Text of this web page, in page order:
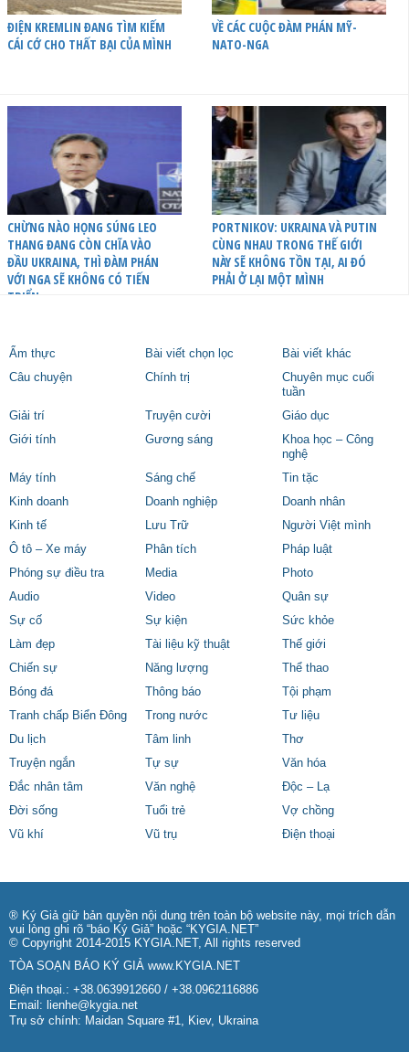
ĐIỆN KREMLIN ĐANG TÌM KIẾM
CÁI CỚ CHO THẤT BẠI CỦA MÌNH
VỀ CÁC CUỘC ĐÀM PHÁN MỸ-
NATO-NGA
CHỪNG NÀO HỌNG SÚNG LEO
THANG ĐANG CÒN CHĨA VÀO
ĐẦU UKRAINA, THÌ ĐÀM PHÁN
VỚI NGA SẼ KHÔNG CÓ TIẾN
TRIỂN
PORTNIKOV: UKRAINA VÀ PUTIN
CÙNG NHAU TRONG THẾ GIỚI
NÀY SẼ KHÔNG TỒN TẠI, AI ĐÓ
PHẢI Ở LẠI MỘT MÌNH
Ẩm thực Bài viết chọn lọc
Bài viết khác
Câu chuyện
Chính trị
Chuyên mục cuối
tuần
Giải trí
Truyện cười
Giáo dục
Giới tính
Gương sáng
Khoa học – Công
nghệ
Máy tính
Sáng chế
Tin tặc
Kinh doanh
Doanh nghiệp
Doanh nhân
Kinh tế
Lưu Trữ
Người Việt mình
Ô tô – Xe máy
Phân tích
Pháp luật
Phóng sự điều tra
Media
Photo
Audio
Video
Quân sự
Sự cố
Sự kiện
Sức khỏe
Làm đẹp
Tài liệu kỹ thuật
Thế giới
Chiến sự
Năng lượng
Thể thao
Bóng đá
Thông báo
Tội phạm
Tranh chấp Biển Đông
Trong nước
Tư liệu
Du lịch
Tâm linh
Thơ
Truyện ngắn
Tự sự
Văn hóa
Đắc nhân tâm
Văn nghệ
Độc – Lạ
Đời sống
Tuổi trẻ
Vợ chồng
Vũ khí
Vũ trụ Điện thoại
® Ký Giả giữ bản quyền nội dung trên toàn bộ website này, mọi trích dẫn
vui lòng ghi rõ “báo Ký Giả” hoặc “KYGIA.NET”
© Copyright 2014-2015 KYGIA.NET, All rights reserved
TÒA SOẠN BÁO KÝ GIẢ www.KYGIA.NET
Điện thoại.: +38.0639912660 / +38.0962116886
Email: lienhe@kygia.net
Trụ sở chính: Maidan Square #1, Kiev, Ukraina